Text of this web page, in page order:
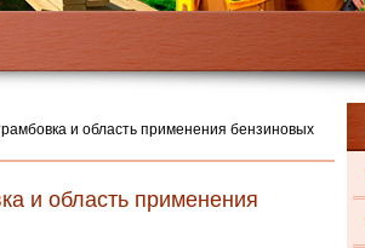
и область применения бензиновых
и область применения